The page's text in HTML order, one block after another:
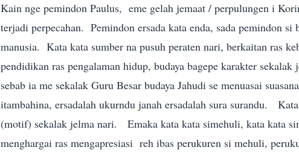
Kain nge pemindon Paulus, eme gelah jemaat / perpulungen i
terjadi perpecahan. Pemindon ersada kata enda, sada pemindon
manusia. Kata kata sumber na pusuh peraten nari, berkaitan ras
pendidikan ras pengalaman hidup, budaya bagepe karakter
sebab ia me sekalak Guru Besar budaya Jahudi se menuasai
itambahina, ersadalah ukurndu janah ersadalah sura surandu.
(motif) sekalak jelma nari. Emaka kata kata simehuli, kata kata
menghargai ras mengapresiasi reh ibas perukuren si mehuli,